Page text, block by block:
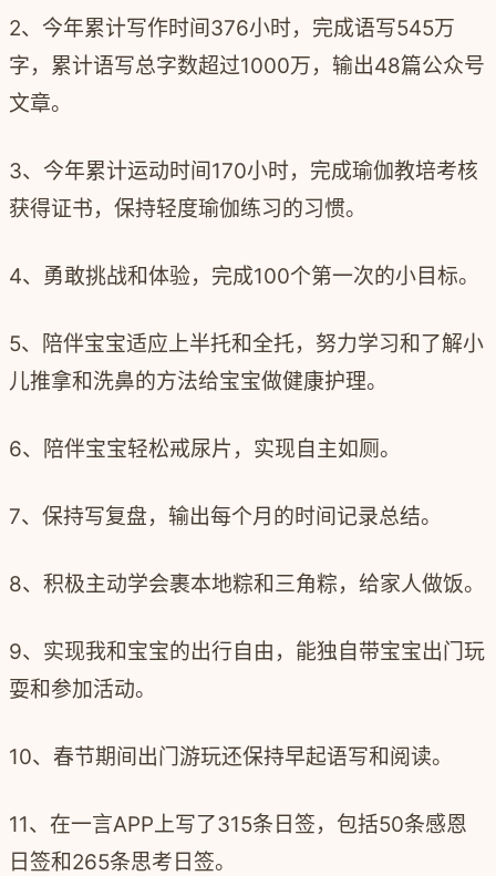
2、今年累计写作时间376小时，完成语写545万
字，累计语写总字数超过1000万，输出48篇公众号
文章。
3、今年累计运动时间170小时，完成瑜伽教培考核
获得证书，保持轻度瑜伽练习的习惯。
4、勇敢挑战和体验，完成100个第一次的小目标。
5、陪伴宝宝适应上半托和全托，努力学习和了解小
儿推拿和洗鼻的方法给宝宝做健康护理。
6、陪伴宝宝轻松戒尿片，实现自主如厕。
7、保持写复盘，输出每个月的时间记录总结。
8、积极主动学会裹本地粽和三角粽，给家人做饭。
9、实现我和宝宝的出行自由，能独自带宝宝出门玩
耍和参加活动。
10、春节期间出门游玩还保持早起语写和阅读。
11、在一言APP上写了315条日签，包括50条感恩
日签和265条思考日签。